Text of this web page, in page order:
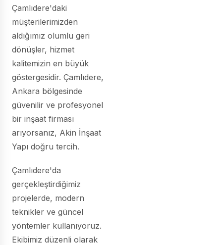
Çamlıdere'daki
müşterilerimizden
aldığımız olumlu geri
dönüşler, hizmet
kalitemizin en büyük
göstergesidir. Çamlıdere,
Ankara bölgesinde
güvenilir ve profesyonel
bir inşaat firması
arıyorsanız, Akin İnşaat
Yapı doğru tercih.
Çamlıdere'da
gerçekleştirdiğimiz
projelerde, modern
teknikler ve güncel
yöntemler kullanıyoruz.
Ekibimiz düzenli olarak